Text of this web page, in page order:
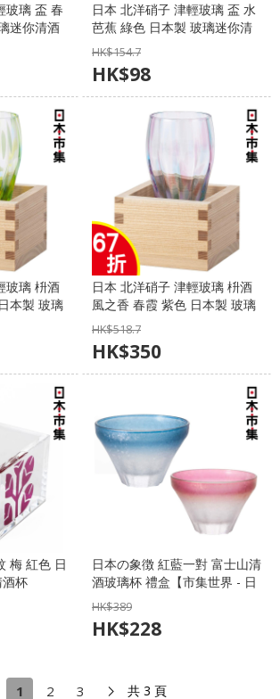
玻璃 盃 春
迷你清酒
世界 - 日
日本 北洋硝子 津輕玻璃 盃 水
芭蕉 綠色 日本製 玻璃迷你清
酒杯 85ml (840)【市集世界 -
日本市集】
HK$154.7
HK$98
玻璃 枡酒
本製 玻璃
套裝
本市集】
日本 北洋硝子 津輕玻璃 枡酒
風之香 春霞 紫色 日本製 玻璃
杯連木器枡酒杯禮盒套裝
(652)【市集世界 - 日本市集】
HK$518.7
HK$350
梅 紅色 日
杯
本市
日本の象徴 紅藍一對 富士山清
酒玻璃杯 禮盒【市集世界 - 日
本市集】
HK$389
HK$228
1 2 3 共 3 頁